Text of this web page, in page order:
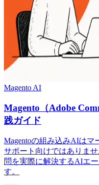
Magento AI
Magento（Adobe
践ガイド
Magentoの組み込みAIはマ
サポート向けではありま
問を実際に解決するAIエ
す。